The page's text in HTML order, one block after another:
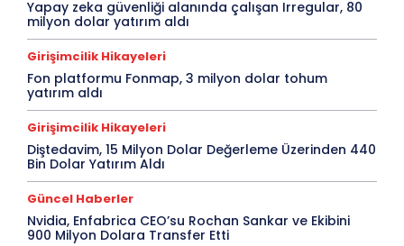
Yapay zeka güvenliği alanında çalışan Irregular, 80
milyon dolar yatırım aldı
Girişimcilik Hikayeleri
Fon platformu Fonmap, 3 milyon dolar tohum
yatırım aldı
Girişimcilik Hikayeleri
Diştedavim, 15 Milyon Dolar Değerleme Üzerinden 440
Bin Dolar Yatırım Aldı
Güncel Haberler
Nvidia, Enfabrica CEO’su Rochan Sankar ve Ekibini
900 Milyon Dolara Transfer Etti